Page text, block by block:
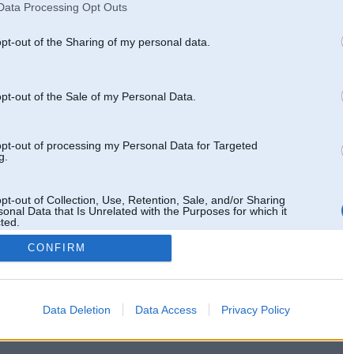
Processing Opt Outs
out of the Sharing of my personal data.
out of the Sale of my Personal Data.
out of processing my Personal Data for Targeted
out of Collection, Use, Retention, Sale, and/or Sharing
Data that Is Unrelated with the Purposes for which it
CONFIRM
Data Deletion Data Access Privacy Policy
saistīts ar